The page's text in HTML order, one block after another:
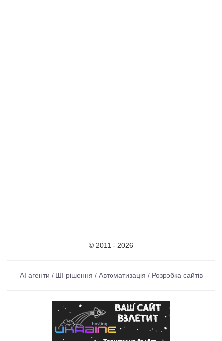
© 2011 - 2026
AI агенти / ШІ рішення / Автоматизація / Розробка сайтів